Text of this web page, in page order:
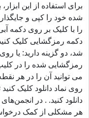
را با کلیک بر روی دکمه
دکمه رمزگشایی کلیک
شد، دو گزینه دارید: یا روی
رمزگشایی شده را در
می توانید آن را در هر
روی نماد دانلود کلیک
دانلود کنید. . در
هر مشکلی از کمک